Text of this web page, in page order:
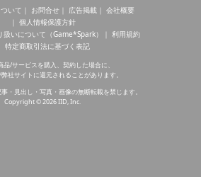
いて お問合せ 広告掲載
会社概要
個人情報保護方針
扱いについて（Game*Spark）
利用規約
特定商取引法に基づく表記
品/サービスを購入、契約した場合に、
社サイトに還元されることがあります。
・見出し・写真・画像の無断転載を禁じます。
Copyright © 2026 IID, Inc.